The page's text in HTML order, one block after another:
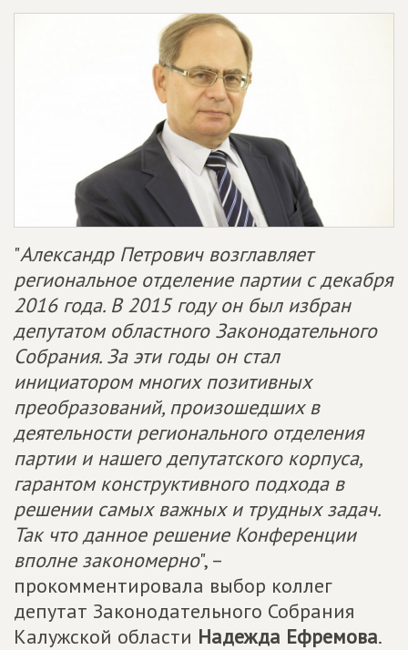
"Александр Петрович возглавляет
региональное отделение партии с декабря
2016 года. В 2015 году он был избран
депутатом областного Законодательного
Собрания. За эти годы он стал
инициатором многих позитивных
преобразований, произошедших в
деятельности регионального отделения
партии и нашего депутатского корпуса,
гарантом конструктивного подхода в
решении самых важных и трудных задач.
Так что данное решение Конференции
вполне закономерно", –
прокомментировала выбор коллег
депутат Законодательного Собрания
Калужской области Надежда Ефремова.